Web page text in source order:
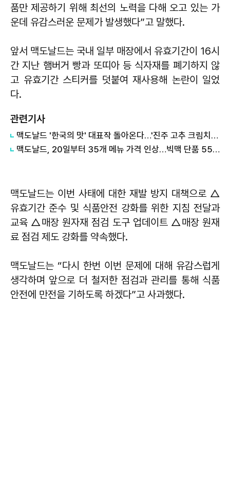
품만 제공하기 위해 최선의 노력을 다해 오고 있는 가
운데 유감스러운 문제가 발생했다”고 말했다.
앞서 맥도날드는 국내 일부 매장에서 유효기간이 16시
간 지난 햄버거 빵과 또띠아 등 식자재를 폐기하지 않
고 유효기간 스티커를 덧붙여 재사용해 논란이 일었
다.
관련기사
맥도날드 '한국의 맛' 대표작 돌아온다…'진주 고추 크림치즈 버거' 재출시
맥도날드, 20일부터 35개 메뉴 가격 인상…빅맥 단품 5500원→5700원
맥도날드는 이번 사태에 대한 재발 방지 대책으로 △
유효기간 준수 및 식품안전 강화를 위한 지침 전달과
교육 △매장 원자재 점검 도구 업데이트 △매장 원재
료 점검 제도 강화를 약속했다.
맥도날드는 “다시 한번 이번 문제에 대해 유감스럽게
생각하며 앞으로 더 철저한 점검과 관리를 통해 식품
안전에 만전을 기하도록 하겠다”고 사과했다.